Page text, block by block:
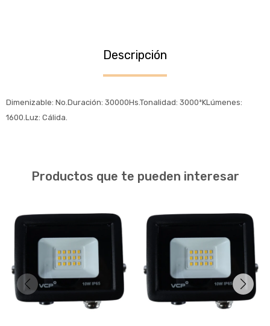
Descripción
Dimenizable: No.Duración: 30000Hs.Tonalidad: 3000ªKLúmenes:
1600.Luz: Cálida.
Productos que te pueden interesar